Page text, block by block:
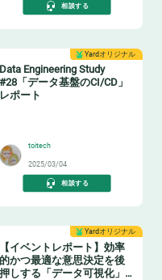
相談する
Yardオリジナル
Data Engineering Study
#28「データ基盤のCI/CD」
レポート
toitech
2025/03/04
相談する
Yardオリジナル
【イベントレポート】効率
的かつ最適な意思決定を後
押しする「データ可視化」